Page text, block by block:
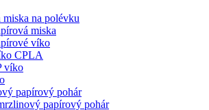
miska na polévku
miska
víko
CPLA
víko
papírový pohár
papírový pohár